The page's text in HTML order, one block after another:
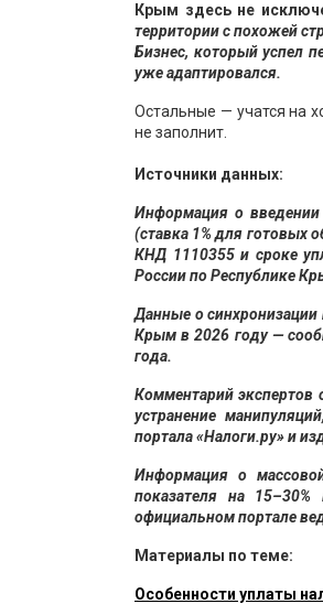
Крым здесь не
территории с похожей
Бизнес, который успел
уже адаптировался.
Остальные — учатся на
не заполнит.
Источники данных:
Информация о
(ставка 1% для готовых
КНД 1110355 и сроке
России по Республике
Данные о синхронизации
Крым в 2026 году —
года.
Комментарий экспертов
устранение
портала «Налоги.ру» и
Информация о
показателя на
официальном портале
Материалы по теме:
Особенности уплаты